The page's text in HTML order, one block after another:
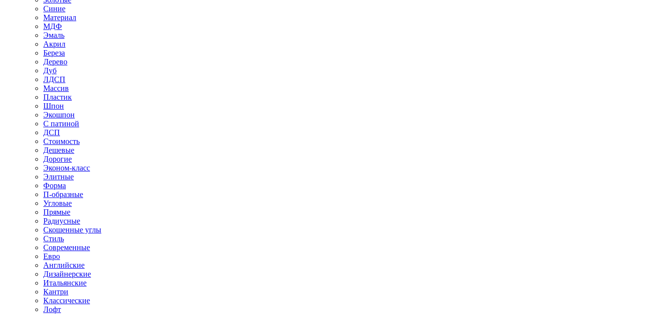
Синие
Материал
МДФ
Эмаль
Акрил
Береза
Дерево
Дуб
ЛДСП
Массив
Пластик
Шпон
Экошпон
С патиной
ДСП
Стоимость
Дешевые
Дорогие
Эконом-класс
Элитные
Форма
П-образные
Угловые
Прямые
Радиусные
Скошенные углы
Стиль
Современные
Евро
Английские
Дизайнерские
Итальянские
Кантри
Классические
Лофт